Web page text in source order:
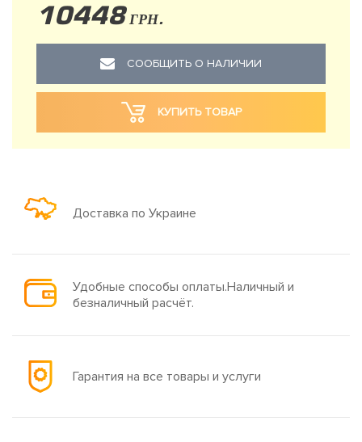
10448 ГРН.
СООБЩИТЬ О НАЛИЧИИ
КУПИТЬ ТОВАР
Доставка по Украине
Удобные способы оплаты.Наличный и
безналичный расчёт.
Гарантия на все товары и услуги